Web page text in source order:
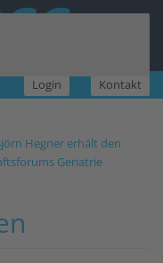
Login Kontakt
Hegner erhält den
Geriatrie